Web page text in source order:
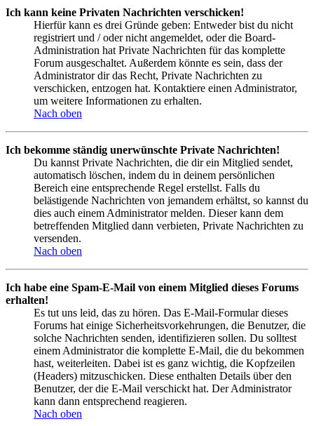
Ich kann keine Privaten Nachrichten verschicken!
Hierfür kann es drei Gründe geben: Entweder bist du nicht
registriert und / oder nicht angemeldet, oder die Board-
Administration hat Private Nachrichten für das komplette
Forum ausgeschaltet. Außerdem könnte es sein, dass der
Administrator dir das Recht, Private Nachrichten zu
verschicken, entzogen hat. Kontaktiere einen Administrator,
um weitere Informationen zu erhalten.
Nach oben
Ich bekomme ständig unerwünschte Private Nachrichten!
Du kannst Private Nachrichten, die dir ein Mitglied sendet,
automatisch löschen, indem du in deinem persönlichen
Bereich eine entsprechende Regel erstellst. Falls du
belästigende Nachrichten von jemandem erhältst, so kannst du
dies auch einem Administrator melden. Dieser kann dem
betreffenden Mitglied dann verbieten, Private Nachrichten zu
versenden.
Nach oben
Ich habe eine Spam-E-Mail von einem Mitglied dieses Forums
erhalten!
Es tut uns leid, das zu hören. Das E-Mail-Formular dieses
Forums hat einige Sicherheitsvorkehrungen, die Benutzer, die
solche Nachrichten senden, identifizieren sollen. Du solltest
einem Administrator die komplette E-Mail, die du bekommen
hast, weiterleiten. Dabei ist es ganz wichtig, die Kopfzeilen
(Headers) mitzuschicken. Diese enthalten Details über den
Benutzer, der die E-Mail verschickt hat. Der Administrator
kann dann entsprechend reagieren.
Nach oben